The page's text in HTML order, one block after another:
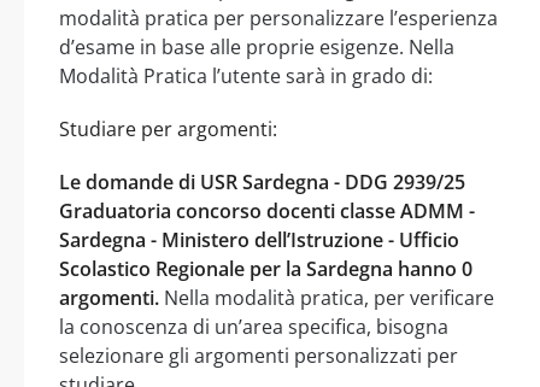
modalità pratica per personalizzare l’esperienza
d’esame in base alle proprie esigenze. Nella
Modalità Pratica l’utente sarà in grado di:
Studiare per argomenti:
Le domande di USR Sardegna - DDG 2939/25
Graduatoria concorso docenti classe ADMM -
Sardegna - Ministero dell’Istruzione - Ufficio
Scolastico Regionale per la Sardegna hanno 0
argomenti. Nella modalità pratica, per verificare
la conoscenza di un’area specifica, bisogna
selezionare gli argomenti personalizzati per